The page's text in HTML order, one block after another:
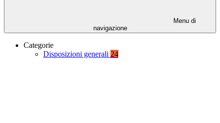
Menu di
navigazione
Categorie
Disposizioni generali 24